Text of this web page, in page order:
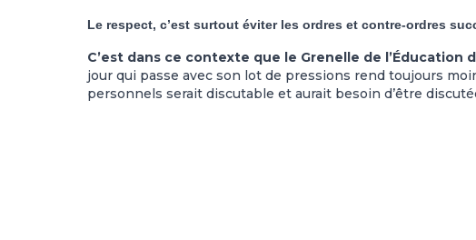
Le respect, c’est surtout éviter les ordres et contre-ordres
C’est dans ce contexte que le Grenelle de l’Éducation
jour qui passe avec son lot de pressions rend toujours
personnels serait discutable et aurait besoin d’être